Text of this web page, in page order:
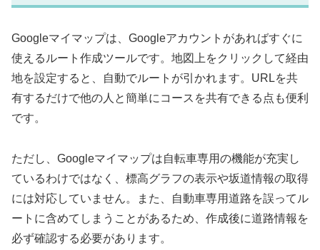
Googleマイマップは、Googleアカウントがあればすぐに
使えるルート作成ツールです。地図上をクリックして経由
地を設定すると、自動でルートが引かれます。URLを共
有するだけで他の人と簡単にコースを共有できる点も便利
です。
ただし、Googleマイマップは自転車専用の機能が充実し
ているわけではなく、標高グラフの表示や坂道情報の取得
には対応していません。また、自動車専用道路を誤ってル
ートに含めてしまうことがあるため、作成後に道路情報を
必ず確認する必要があります。